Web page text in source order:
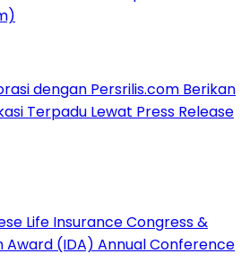
dengan Persrilis.com Berikan
Terpadu Lewat Press Release
Life Insurance Congress &
(IDA) Annual Conference